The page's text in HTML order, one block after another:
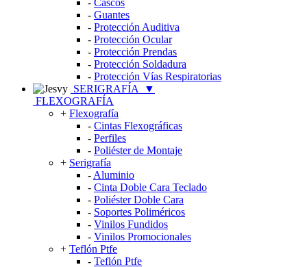
- Cascos
- Guantes
- Protección Auditiva
- Protección Ocular
- Protección Prendas
- Protección Soldadura
- Protección Vías Respiratorias
SERIGRAFÍA
▼
FLEXOGRAFÍA
+ Flexografía
- Cintas Flexográficas
- Perfiles
- Poliéster de Montaje
+ Serigrafía
- Aluminio
- Cinta Doble Cara Teclado
- Poliéster Doble Cara
- Soportes Poliméricos
- Vinilos Fundidos
- Vinilos Promocionales
+ Teflón Ptfe
- Teflón Ptfe